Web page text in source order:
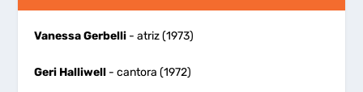
Vanessa Gerbelli - atriz (1973)
Geri Halliwell - cantora (1972)